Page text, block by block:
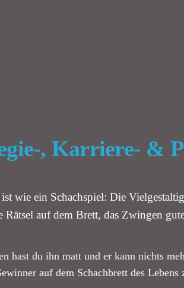
, Karriere- &
wie ein Schachspiel: Die
Rätsel auf dem Brett, das Zwingen
hast du ihn matt und er kann nichts
auf dem Schachbrett des Lebens